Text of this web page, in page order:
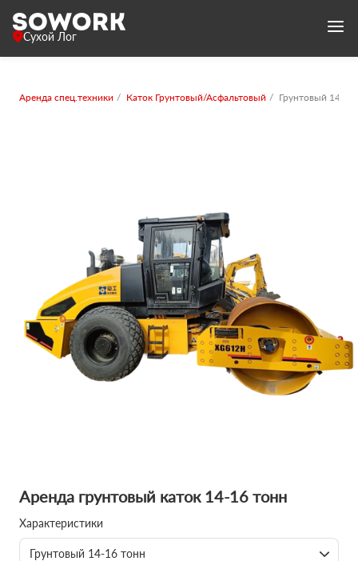
Сухой Лог
Аренда спец.техники Каток Грунтовый/Асфальтовый Грунтовый 14-16
Аренда грунтовый каток 14-16 тонн
Характеристики
Грунтовый 14-16 тонн